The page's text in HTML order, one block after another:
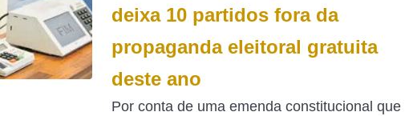
deixa 10 partidos fora da
propaganda eleitoral gratuita
deste ano
Por conta de uma emenda constitucional que